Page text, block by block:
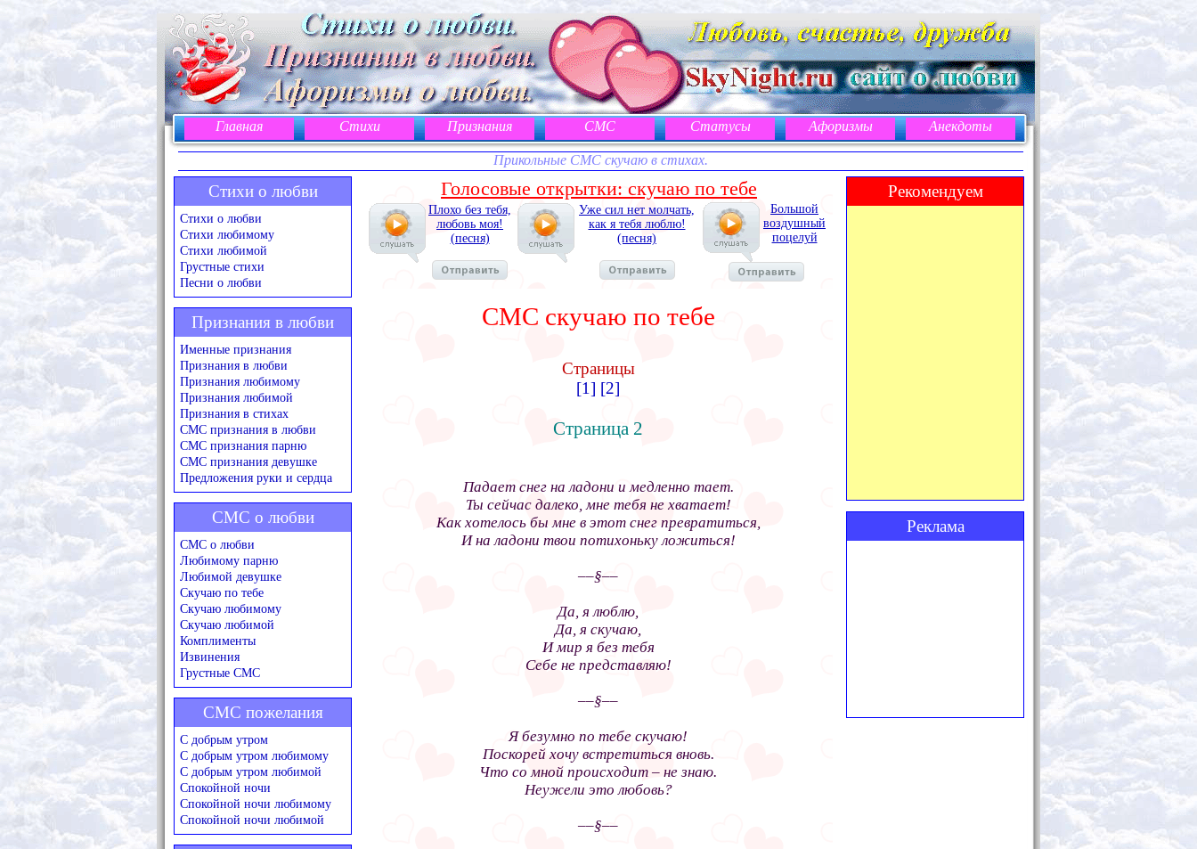
Главная Стихи Признания СМС Статусы Афоризмы Анекдоты
Прикольные СМС скучаю в стихах.
Голосовые открытки: скучаю по тебе
Плохо без тебя,
любовь моя!
(песня)
Уже сил нет молчать,
как я тебя люблю!
(песня)
Большой
воздушный
поцелуй
СМС скучаю по тебе
Страницы
[1] [2]
Страница 2
Падает снег на ладони и медленно тает.
Ты сейчас далеко, мне тебя не хватает!
Как хотелось бы мне в этот снег превратиться,
И на ладони твои потихоньку ложиться!
––§––
Да, я люблю,
Да, я скучаю,
И мир я без тебя
Себе не представляю!
––§––
Я безумно по тебе скучаю!
Поскорей хочу встретиться вновь.
Что со мной происходит – не знаю.
Неужели это любовь?
––§––
Стихи о любви
Стихи о любви
Стихи любимому
Стихи любимой
Грустные стихи
Песни о любви
Признания в любви
Именные признания
Признания в любви
Признания любимому
Признания любимой
Признания в стихах
СМС признания в любви
СМС признания парню
СМС признания девушке
Предложения руки и сердца
СМС о любви
СМС о любви
Любимому парню
Любимой девушке
Скучаю по тебе
Скучаю любимому
Скучаю любимой
Комплименты
Извинения
Грустные СМС
СМС пожелания
С добрым утром
С добрым утром любимому
С добрым утром любимой
Спокойной ночи
Спокойной ночи любимому
Спокойной ночи любимой
Рекомендуем
Реклама